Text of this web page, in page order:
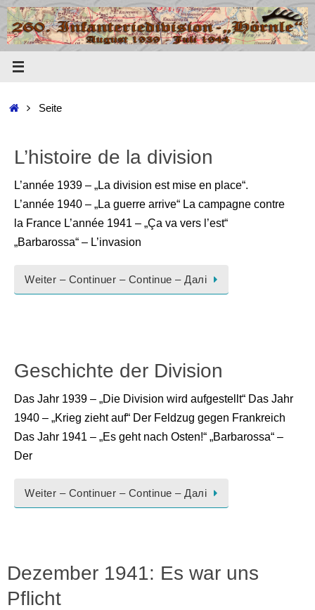
Zum
Inhalt
springen
StartSeite
L’histoire de la division
L’année 1939 – „La division est mise en place“.
L’année 1940 – „La guerre arrive“ La campagne contre
la France L’année 1941 – „Ça va vers l’est“
„Barbarossa“ – L’invasion
Weiter – Continuer – Continue – Далі
Geschichte der Division
Das Jahr 1939 – „Die Division wird aufgestellt“ Das Jahr
1940 – „Krieg zieht auf“ Der Feldzug gegen Frankreich
Das Jahr 1941 – „Es geht nach Osten!“ „Barbarossa“ –
Der
Weiter – Continuer – Continue – Далі
Dezember 1941: Es war uns
Pflicht